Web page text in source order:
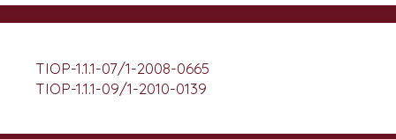
TIOP-1.1.1-07/1-2008-0665
TIOP-1.1.1-09/1-2010-0139